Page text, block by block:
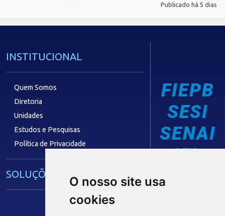
O nosso site usa
cookies
Publicado há 5 dias
INSTITUCIONAL
Quem Somos
Diretoria
Unidades
Estudos e Pesquisas
Política de Privacidade
SOLUÇÕES E SERVIÇOS
FIEPB
SESI
SENAI
IEL